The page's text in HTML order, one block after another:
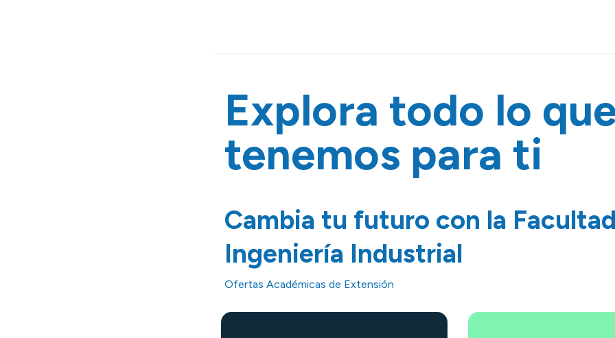
Explora todo lo
tenemos para ti
Cambia tu futuro con la
Ingeniería Industrial
Ofertas Académicas de Extensión